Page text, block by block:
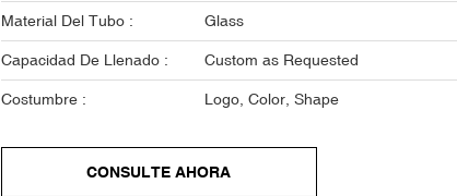
Material Del Tubo : Glass
Capacidad De Llenado : Custom as Requested
Costumbre : Logo, Color, Shape
CONSULTE AHORA